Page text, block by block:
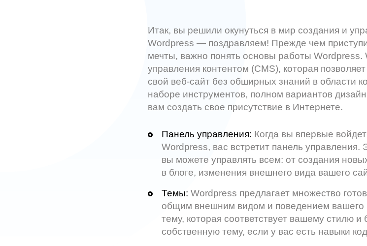
Итак, вы решили окунуться в мир создания и
Wordpress — поздравляем! Прежде чем
мечты, важно понять основы работы
управления контентом (CMS), которая
свой веб-сайт без обширных знаний в области
наборе инструментов, полном вариантов
вам создать свое присутствие в Интернете.
Панель управления: Когда вы впервые
Wordpress, вас встретит панель управления.
вы можете управлять всем: от создания
в блоге, изменения внешнего вида вашего
Темы: Wordpress предлагает множество
общим внешним видом и поведением вашего
тему, которая соответствует вашему стилю и
собственную тему, если у вас есть навыки